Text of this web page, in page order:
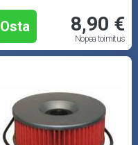
Osta 8,90 €
Nopea toimitus